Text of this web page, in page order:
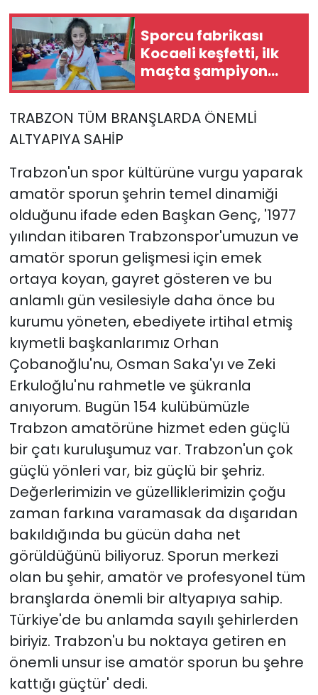
Sporcu fabrikası
Kocaeli keşfetti, ilk
maçta şampiyon
oldu
TRABZON TÜM BRANŞLARDA ÖNEMLİ
ALTYAPIYA SAHİP
Trabzon'un spor kültürüne vurgu yaparak
amatör sporun şehrin temel dinamiği
olduğunu ifade eden Başkan Genç, '1977
yılından itibaren Trabzonspor'umuzun ve
amatör sporun gelişmesi için emek
ortaya koyan, gayret gösteren ve bu
anlamlı gün vesilesiyle daha önce bu
kurumu yöneten, ebediyete irtihal etmiş
kıymetli başkanlarımız Orhan
Çobanoğlu'nu, Osman Saka'yı ve Zeki
Erkuloğlu'nu rahmetle ve şükranla
anıyorum. Bugün 154 kulübümüzle
Trabzon amatörüne hizmet eden güçlü
bir çatı kuruluşumuz var. Trabzon'un çok
güçlü yönleri var, biz güçlü bir şehriz.
Değerlerimizin ve güzelliklerimizin çoğu
zaman farkına varamasak da dışarıdan
bakıldığında bu gücün daha net
görüldüğünü biliyoruz. Sporun merkezi
olan bu şehir, amatör ve profesyonel tüm
branşlarda önemli bir altyapıya sahip.
Türkiye'de bu anlamda sayılı şehirlerden
biriyiz. Trabzon'u bu noktaya getiren en
önemli unsur ise amatör sporun bu şehre
kattığı güçtür' dedi.